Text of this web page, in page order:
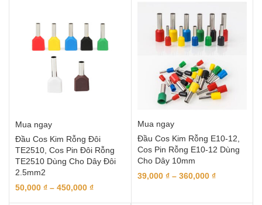
Mua ngay
Đầu Cos Kim Rỗng Đôi
TE2510, Cos Pin Đôi Rỗng
TE2510 Dùng Cho Dây Đôi
2.5mm2
50,000 ₫ – 450,000 ₫
Mua ngay
Đầu Cos Kim Rỗng E10-12,
Cos Pin Rỗng E10-12 Dùng
Cho Dây 10mm
39,000 ₫ – 360,000 ₫